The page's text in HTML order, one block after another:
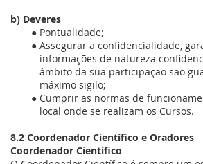
b) Deveres
Pontualidade;
Assegurar a confidencialidade,
informações de natureza
âmbito da sua participação são
máximo sigilo;
Cumprir as normas de
local onde se realizam os Cursos.
8.2 Coordenador Científico e Oradores
Coordenador Científico